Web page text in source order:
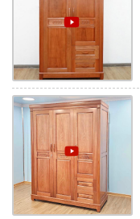
Sản
Phẩm
Khác
Giới
Thiệu